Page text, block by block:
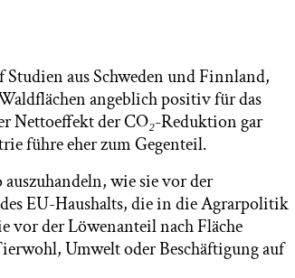
aus Schweden und Finnland,
angeblich positiv für das
Nettoeffekt der CO₂-Reduktion gar
führe eher zum Gegenteil.
wie sie vor der
EU-Haushalts, die in die Agrarpolitik
vor der Löwenanteil nach Fläche
Umwelt oder Beschäftigung auf